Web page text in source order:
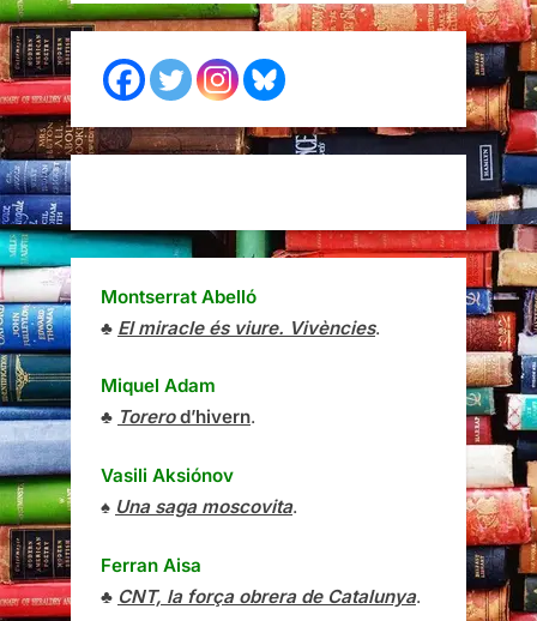
Montserrat Abelló
♣ El miracle és viure. Vivències.
Miquel Adam
♣ Torerod’hivern.
Vasili Aksiónov
♠ Una saga moscovita.
Ferran Aisa
♣ CNT, la força obrera de Catalunya.